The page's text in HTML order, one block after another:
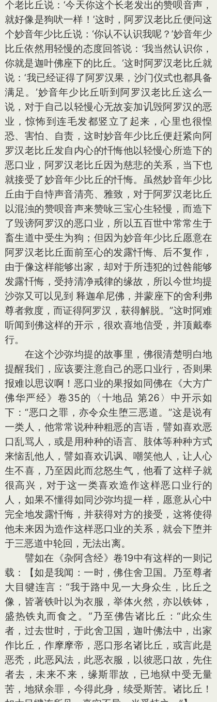
个老比丘说：‘今天你这个长老发出的赞呗音声，
就好像是狗吠一样！’这时，阿罗汉老比丘便问这
个妙音年少比丘说：‘你认不认识我呢？’妙音年少
比丘依然用轻慢的态度回答说：‘我当然认识你，
你就是迦叶佛座下的比丘。’这时阿罗汉老比丘就
说：‘我已经证得了阿罗汉果，沙门仪式也都具备
满足。’妙音年少比丘听到阿罗汉老比丘这么一
说，对于自己以轻慢心无故妄加讥毁阿罗汉的恶
业，惊怖到连毛发都竖立了起来，心里也很惶
恐、害怕、自责，这时妙音年少比丘便赶紧向阿
罗汉老比丘发自内心的忏悔他以轻慢心所造下的
恶口业，阿罗汉老比丘因为慈悲的关系，当下也
就接受了妙音年少比丘的忏悔。虽然妙音年少比
丘由于自恃声音清亮、雅致，对于阿罗汉老比丘
以混浊的赞呗音声来赞咏三宝心生轻慢，而造下
了毁谤阿罗汉的恶口业，所以五百世中常常生于
畜生道中受生为狗；但因为妙音年少比丘愿意在
阿罗汉老比丘面前至心的发露忏悔、后不复作，
由于像这样能够出家，却对于所违犯的过咎能够
发露忏悔，受持清净戒律的缘故，所以今世均提
沙弥又可以见到 释迦牟尼佛，并蒙座下的舍利弗
尊者救度，而证得阿罗汉，获得解脱。”这时阿难
听闻到佛这样的开示，很欢喜地信受，并顶戴奉
行。
在这个沙弥均提的故事里，佛很清楚明白地
提醒我们，应该要注意自己的恶口业行，否则果
报难以思议啊！恶口业的果报如同佛在《大方广
佛华严经》卷35的〈十地品 第26〉中开示如
下：“恶口之罪，亦令众生堕三恶道。”这是说有
一类人，他常常说种种粗恶的言语，譬如喜欢恶
口乱骂人，或是用种种的语言、肢体等种种方式
来恼乱他人，譬如喜欢讥讽、嘲笑他人，让人心
生不喜，乃至因此而忿怒生气，他看了这样子就
很高兴，对于这一类喜欢造作这样恶口业行的
人，如果不懂得如同沙弥均提一样，愿意从心中
完全地发露忏悔，并获得对方的接受，这将使得
他未来因为造作这样恶口业的关系，就会下堕并
于三恶道中轮回，无法出离。
譬如在《杂阿含经》卷19中有这样的一则记
载：【如是我闻：一时，佛住舍卫国。乃至尊者
大目犍连言：“我于路中见一大身众生，比丘之
像，皆著铁叶以为衣服，举体火然，亦以铁钵，
盛热铁丸而食之。”乃至佛告诸比丘：“此众生
者，过去世时，于此舍卫国，迦叶佛法中，出家
作比丘，作摩摩帝，恶口形名诸比丘，或言此是
恶秃，此恶风法，此恶衣服，以彼恶口故，先住
者去，未来不来，缘斯罪故，已地狱中受无量
苦，地狱余罪，今得此身，续受斯苦。诸比丘！